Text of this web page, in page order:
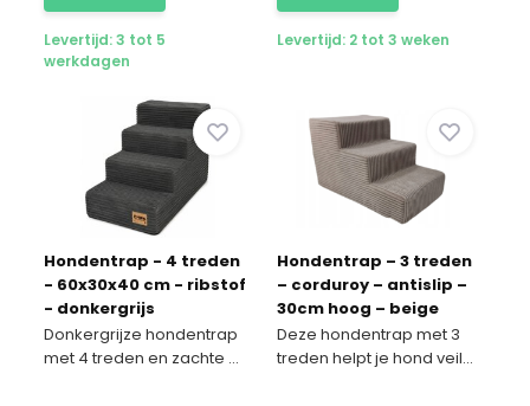
Levertijd: 3 tot 5
werkdagen
Levertijd: 2 tot 3 weken
Hondentrap - 4 treden
- 60x30x40 cm - ribstof
- donkergrijs
Donkergrijze hondentrap
met 4 treden en zachte ...
Hondentrap – 3 treden
– corduroy – antislip –
30cm hoog – beige
Deze hondentrap met 3
treden helpt je hond veil...